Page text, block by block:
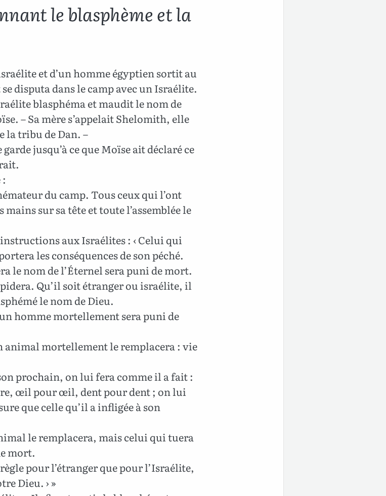
le blasphème et la
et d’un homme égyptien sortit au
disputa dans le camp avec un Israélite.
blasphéma et maudit le nom de
– Sa mère s’appelait Shelomith, elle
la tribu de Dan. –
jusqu’à ce que Moïse ait déclaré ce
du camp. Tous ceux qui l’ont
sur sa tête et toute l’assemblée le
aux Israélites : ‹ Celui qui
les conséquences de son péché.
le nom de l’Éternel sera puni de mort.
Qu’il soit étranger ou israélite, il
le nom de Dieu.
homme mortellement sera puni de
animal mortellement le remplacera : vie
prochain, on lui fera comme il a fait :
œil pour œil, dent pour dent ; on lui
que celle qu’il a infligée à son
le remplacera, mais celui qui tuera
mort.
pour l’étranger que pour l’Israélite,
Dieu. › »